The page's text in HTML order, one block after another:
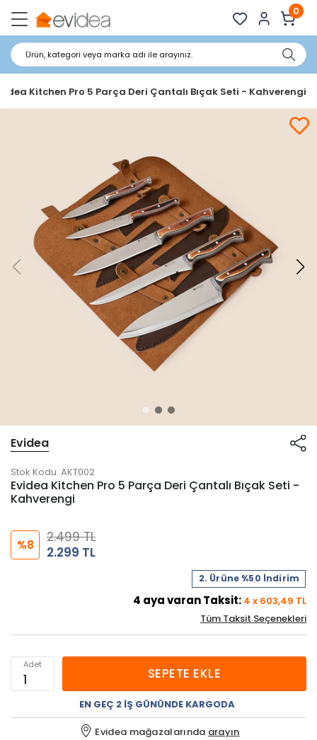
0
Ürün, kategori veya marka adı ile arayınız.
Kitchen Pro 5 Parça Deri Çantalı Bıçak Seti - Kahverengi
Evidea
Stok Kodu: AKT002
Evidea Kitchen Pro 5 Parça Deri Çantalı Bıçak Seti -
Kahverengi
%8
2.499 TL
2.299 TL
2. Ürüne %50 İndirim
4 aya varan Taksit: 4 x 603,49 TL
Tüm Taksit Seçenekleri
Adet
SEPETE EKLE
EN GEÇ 2 İŞ GÜNÜNDE KARGODA
Evidea mağazalarında arayın